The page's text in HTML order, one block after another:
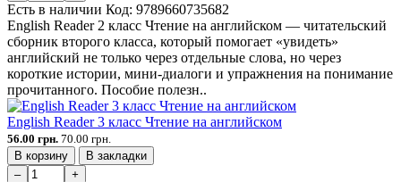
Есть в наличии Код: 9789660735682
English Reader 2 класс Чтение на английском — читательский
сборник второго класса, который помогает «увидеть»
английский не только через отдельные слова, но через
короткие истории, мини-диалоги и упражнения на понимание
прочитанного. Пособие полезн..
English Reader 3 класс Чтение на английском
56.00 грн. 70.00 грн.
В корзину
В закладки
–
+